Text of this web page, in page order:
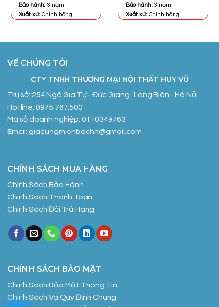
Bảo hành:3 năm
Xuất xứ:Chính hãng
Bảo hành:3 năm
Xuất xứ:Chính hãng
VỀ CHÚNG TÔI
CTY TNHH THƯƠNG MẠI NỘI THẤT HUY VŨ
Trụ sở: 254 Ngô Gia Tự - Đức Giang- Long Biên - Hà Nội
Hotline: 0975.767.500
Mã số doanh nghiệp: 0110349763
Email: giadungmienbachn@gmail.com
CHÍNH SÁCH MUA HÀNG
Chính Sách Bảo Hành
Chính Sách Thanh Toán
Chính Sách Đổi Trả Hàng
CHÍNH SÁCH BẢO MẬT
Chính Sách Bảo Mật Thông Tin
Chính Sách Và Quy Định Chung